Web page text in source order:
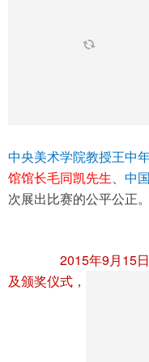
中央美术学院教授王中
馆馆长毛同凯先生
中
次展出比赛的公平公正。
2015年9月 15
及颁奖仪式 ，